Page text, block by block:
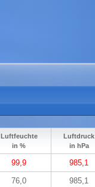
Luftfeuchte
in %
Luftdruck
in hPa
99,9 985,1
76,0 985,1